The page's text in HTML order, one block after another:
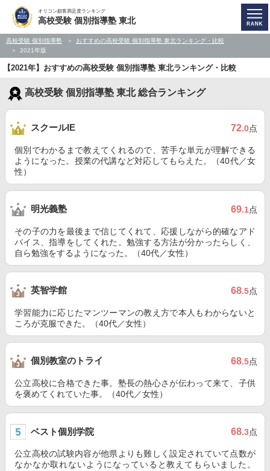
オリコン顧客満足度ランキング
高校受験 個別指導塾 東北
高校受験 個別指導塾
おすすめの高校受験 個別指導塾 東北ランキング・比較
2021年版
【2021年】おすすめの高校受験 個別指導塾 東北ランキング・比較
高校受験 個別指導塾 東北 総合ランキング
スクールIE 72.0点
個別でわかるまで教えてくれるので、苦手な単元が理解できる
ようになった。授業の代講など対応してもらえた。（40代／女
性）
明光義塾 69.1点
その子の力を最後まで信じてくれて、応援しながら的確なアド
バイス、指導をしてくれた。勉強する方法が分かったらしく、
自ら勉強をするようになった。（40代／女性）
英智学館 68.5点
学習能力に応じたマンツーマンの教え方で本人もわからないと
ころが克服できた。（40代／女性）
個別教室のトライ 68.5点
公立高校に合格できた事。塾長の熱心さが伝わって来て、子供
を褒めてくれていた事。（40代／女性）
ベスト個別学院 68.3点
公立高校の試験内容が他県よりも難しく設定されていて点数が
なかなか取れないようになっていると教えてもらいました。